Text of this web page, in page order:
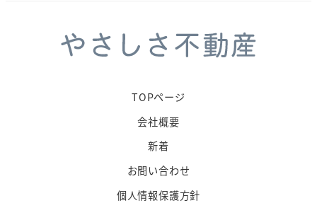
TOPページ
会社概要
新着
お問い合わせ
個人情報保護方針